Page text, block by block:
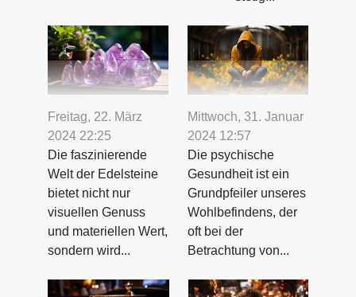
Freitag, 22. März
2024 22:25
Die faszinierende
Welt der Edelsteine
bietet nicht nur
visuellen Genuss
und materiellen Wert,
sondern wird...
Mittwoch, 31. Januar
2024 12:57
Die psychische
Gesundheit ist ein
Grundpfeiler unseres
Wohlbefindens, der
oft bei der
Betrachtung von...